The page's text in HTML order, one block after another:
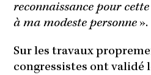
reconnaissance pour
à ma modeste personne ».
Sur les travaux
congressistes ont validé